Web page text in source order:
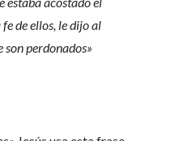
de ellos, le dijo al
perdonados»